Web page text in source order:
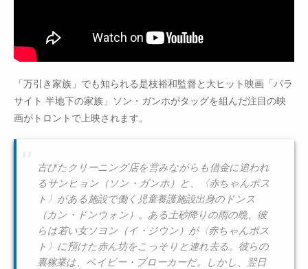
「万引き家族」でも知られる是枝裕和監督と大ヒット映画「パラ
サイト 半地下の家族」ソン・ガンホがタッグを組んだ注目の映
画がトロントで上映されます。
古びたクリーニング店を営みながらも借金に追われ
るサンヒョン（ソン・ガンホ）と、〈赤ちゃんポス
ト〉がある施設で働く児童養護施設出身のドンス
（カン・ドンウォン）。ある土砂降りの雨の晩、彼
らは若い女ソヨン（イ・ジウン）が〈赤ちゃんポス
ト〉に預けた赤ん坊をこっそりと連れ去る。彼らの
裏稼業は、ベイビー・ブローカーだ。しかし、翌日